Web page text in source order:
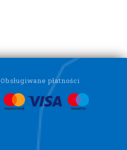
Obsługiwane płatności